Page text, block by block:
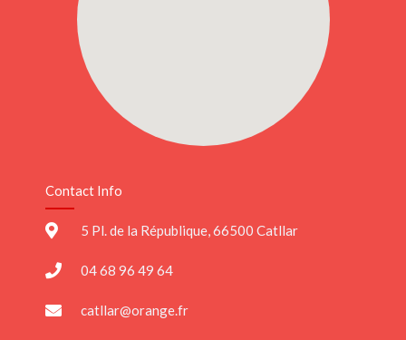
Contact Info
5 Pl. de la République, 66500 Catllar
04 68 96 49 64
catllar@orange.fr